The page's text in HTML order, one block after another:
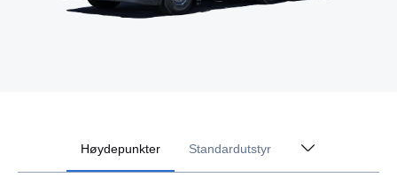
Høydepunkter Standardutstyr